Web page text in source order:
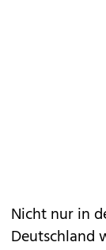
Nicht nur in
Deutschland